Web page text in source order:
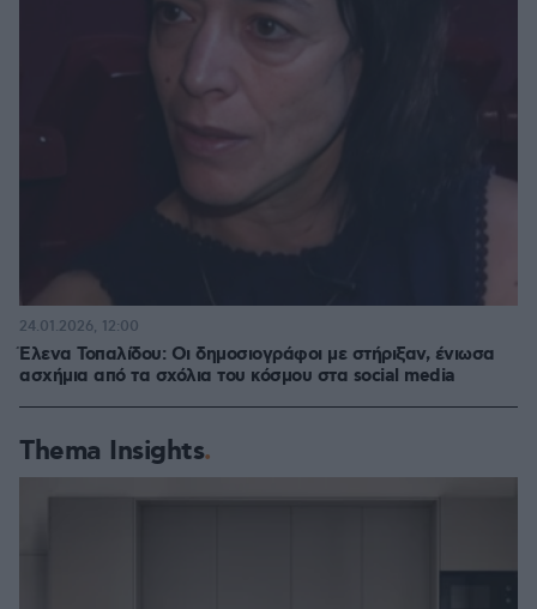
Έλενα Τοπαλίδου: Οι δημοσιογράφοι με στήριξαν, ένιωσα
ασχήμια από τα σχόλια του κόσμου στα social media
24.01.2026, 12:00
Thema Insights